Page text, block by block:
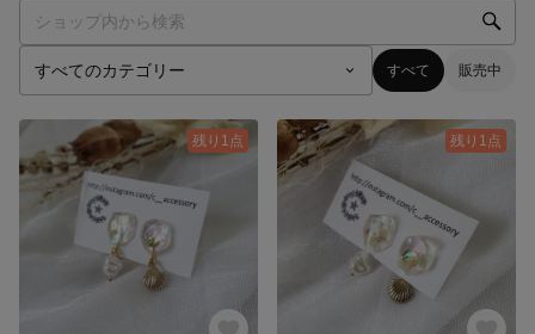
すべて 販売中
残り1点 残り1点